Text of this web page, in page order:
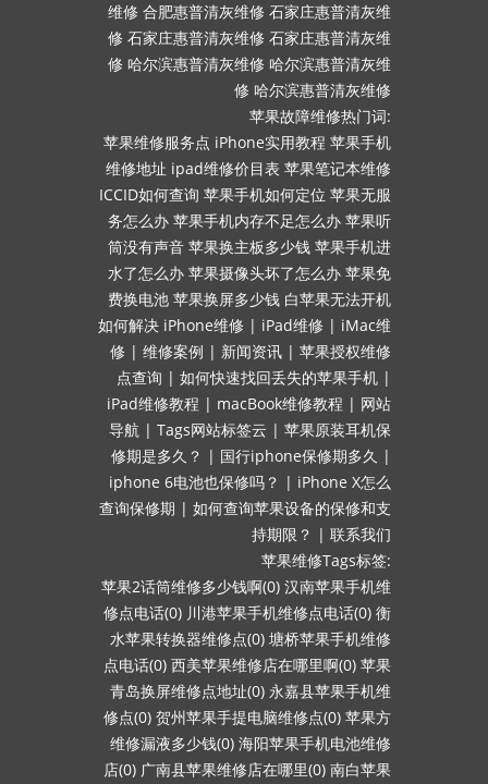
维修 合肥惠普清灰维修 石家庄惠普清灰维
修 石家庄惠普清灰维修 石家庄惠普清灰维
修 哈尔滨惠普清灰维修 哈尔滨惠普清灰维
修 哈尔滨惠普清灰维修
苹果故障维修热门词:
苹果维修服务点 iPhone实用教程 苹果手机
维修地址 ipad维修价目表 苹果笔记本维修
ICCID如何查询 苹果手机如何定位 苹果无服
务怎么办 苹果手机内存不足怎么办 苹果听
筒没有声音 苹果换主板多少钱 苹果手机进
水了怎么办 苹果摄像头坏了怎么办 苹果免
费换电池 苹果换屏多少钱 白苹果无法开机
如何解决 iPhone维修 | iPad维修 | iMac维
修 | 维修案例 | 新闻资讯 | 苹果授权维修
点查询 | 如何快速找回丢失的苹果手机 |
iPad维修教程 | macBook维修教程 | 网站
导航 | Tags网站标签云 | 苹果原装耳机保
修期是多久？ | 国行iphone保修期多久 |
iphone 6电池也保修吗？ | iPhone X怎么
查询保修期 | 如何查询苹果设备的保修和支
持期限？ | 联系我们
苹果维修Tags标签:
苹果2话筒维修多少钱啊(0) 汉南苹果手机维
修点电话(0) 川港苹果手机维修点电话(0) 衡
水苹果转换器维修点(0) 塘桥苹果手机维修
点电话(0) 西美苹果维修店在哪里啊(0) 苹果
青岛换屏维修点地址(0) 永嘉县苹果手机维
修点(0) 贺州苹果手提电脑维修点(0) 苹果方
维修漏液多少钱(0) 海阳苹果手机电池维修
店(0) 广南县苹果维修店在哪里(0) 南白苹果